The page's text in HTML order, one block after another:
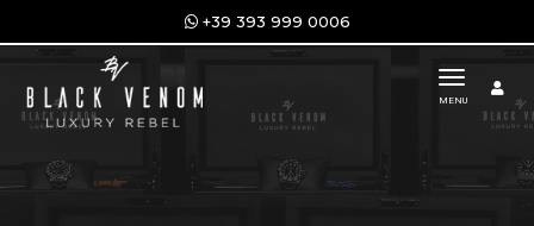
+39 393 999 0006
toggle
MENU